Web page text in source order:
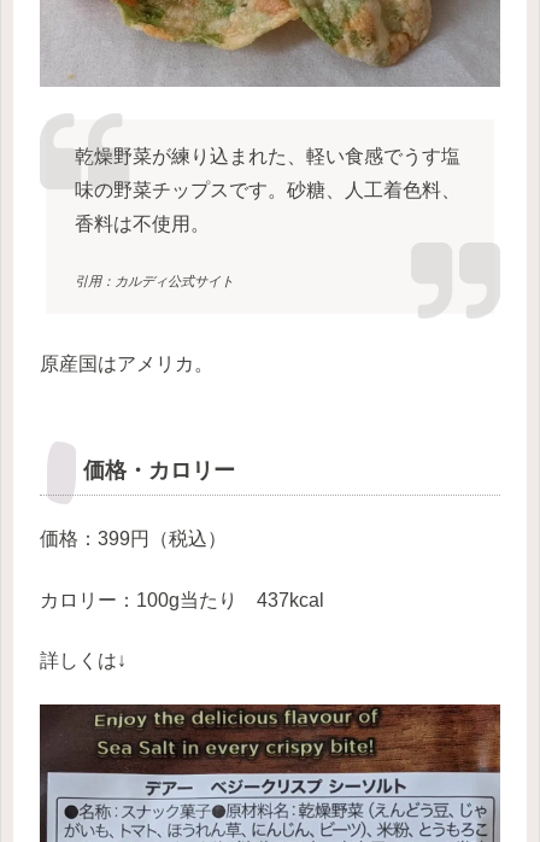
乾燥野菜が練り込まれた、軽い食感でうす塩
味の野菜チップスです。砂糖、人工着色料、
香料は不使用。
引用：カルディ公式サイト
原産国はアメリカ。
価格・カロリー
価格：399円（税込）
カロリー：100g当たり 437kcal
詳しくは↓